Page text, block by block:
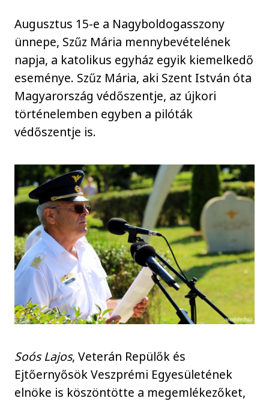
Augusztus 15-e a Nagyboldogasszony
ünnepe, Szűz Mária mennybevételének
napja, a katolikus egyház egyik kiemelkedő
eseménye. Szűz Mária, aki Szent István óta
Magyarország védőszentje, az újkori
történelemben egyben a pilóták
védőszentje is.
Soós Lajos, Veterán Repülők és
Ejtőernyősök Veszprémi Egyesületének
elnöke is köszöntötte a megemlékezőket,